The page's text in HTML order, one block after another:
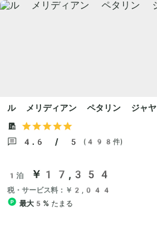
ル メリディアン ペタリン ジャヤ
4.6 / 5 (498件)
1泊 ￥17,354
税・サービス料：￥2,044
最大5% たまる